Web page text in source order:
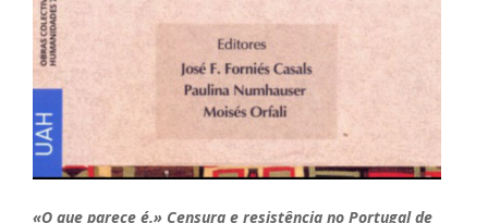
«O que parece é.» Censura e resistência no Portugal de